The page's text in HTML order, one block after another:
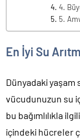
4.
5.
En İyi Su
Dünyadaki yaşam
vücudunuzun su
bu bağımlılıkla
içindeki hücreler